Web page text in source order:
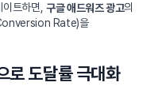
이트하면, 구글 애드워즈 광고의
Rate)을
로 도달률 극대화